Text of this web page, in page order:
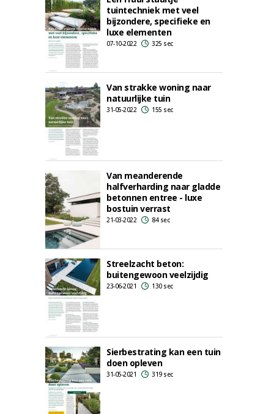
tuintechniek met veel
bijzondere, specifieke en
luxe elementen
07-10-2022 325 sec
Van strakke woning naar
natuurlijke tuin
31-05-2022 155 sec
Van meanderende
halfverharding naar gladde
betonnen entree - luxe
bostuin verrast
21-03-2022 84 sec
Streelzacht beton:
buitengewoon veelzijdig
23-06-2021 130 sec
Sierbestrating kan een tuin
doen opleven
31-05-2021 319 sec